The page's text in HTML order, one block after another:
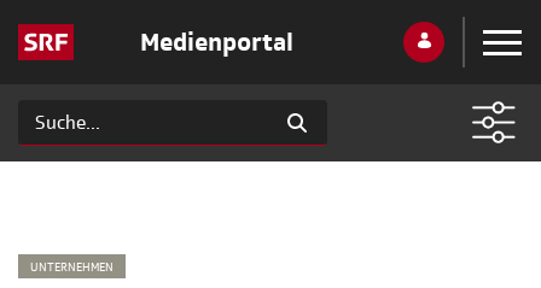
Medienportal
UNTERNEHMEN